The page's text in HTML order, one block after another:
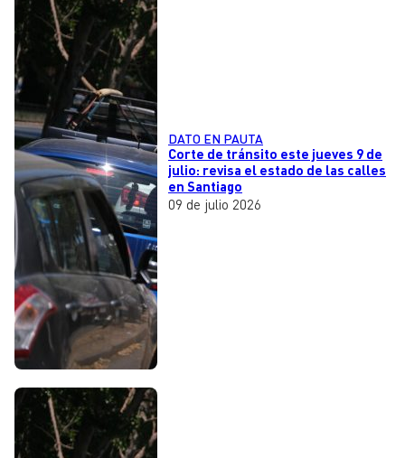
DATO EN PAUTA
Corte de tránsito este jueves 9 de
julio: revisa el estado de las calles
en Santiago
09 de julio 2026